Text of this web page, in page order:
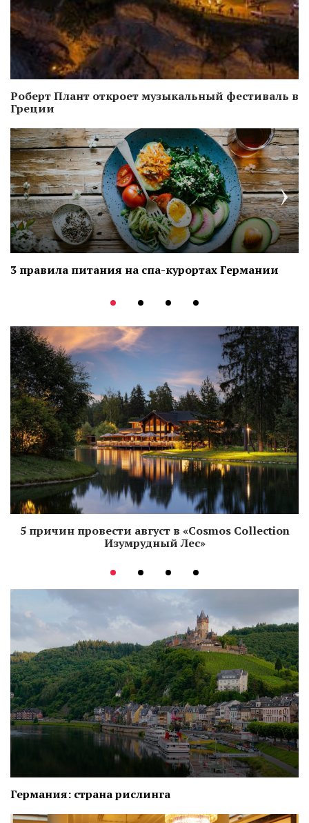
Роберт Плант откроет музыкальный фестиваль в
Греции
3 правила питания на спа-курортах Германии
5 причин провести август в «Cosmos Collection
Изумрудный Лес»
Германия: страна рислинга